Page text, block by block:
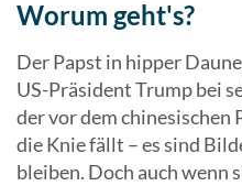
Worum geht's?
Der Papst in hipper
US-Präsident Trump bei
der vor dem chinesischen
die Knie fällt – es sind
bleiben. Doch auch wenn